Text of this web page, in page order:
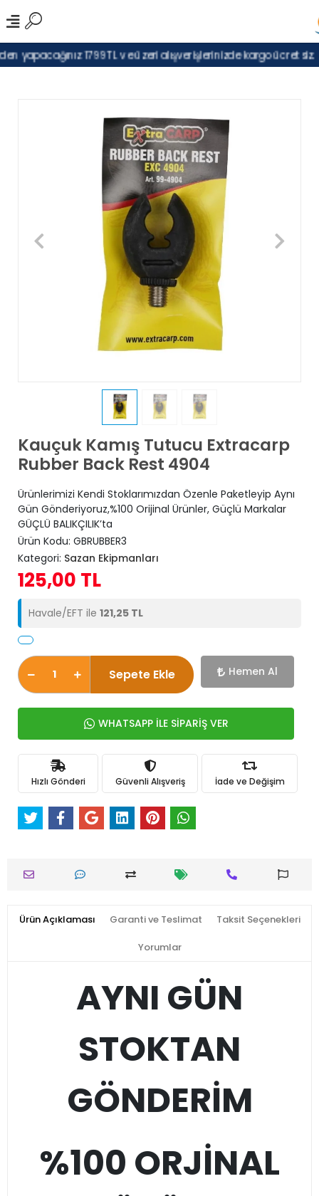
yapacağınız 1799TL ve üzeri alışverişlerinizde kargo ücretsiz.
Kauçuk Kamış Tutucu Extracarp
Rubber Back Rest 4904
Ürünlerimizi Kendi Stoklarımızdan Özenle Paketleyip Aynı
Gün Gönderiyoruz,%100 Orijinal Ürünler, Güçlü Markalar
GÜÇLÜ BALIKÇILIK’ta
Ürün Kodu: GBRUBBER3
Kategori: Sazan Ekipmanları
125,00 TL
Havale/EFT ile 121,25 TL
Sepete Ekle Hemen Al
WHATSAPP İLE SİPARİŞ VER
Hızlı Gönderi Güvenli Alışveriş İade ve Değişim
Ürün Açıklaması Garanti ve Teslimat Taksit Seçenekleri
Yorumlar
AYNI GÜN
STOKTAN
GÖNDERİM
%100 ORJİNAL